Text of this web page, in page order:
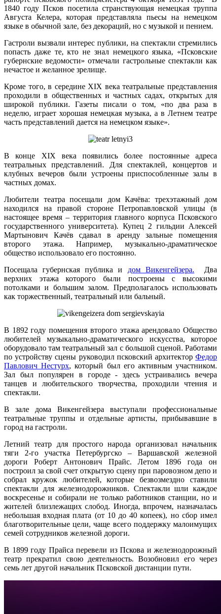
1840 году Псков посетила странствующая немецкая труппа
Августа Келера, которая представляла пьесы на немецком
языке в обычной зале, без декораций, но с музыкой и пением.
Гастроли вызвали интерес публики, на спектакли стремились
попасть даже те, кто не знал немецкого языка, «Псковские
губернские ведомости» отмечали гастрольные спектакли как
нечастое и желанное зрелище.
Кроме того, в середине XIX века театральные представления
проходили в общественных и частных садах, открытых для
широкой публики. Газеты писали о том, «по два раза в
неделю, играет хорошая немецкая музыка, а в Летнем театре
часть представлений дается на немецком языке».
В конце XIX века появились более постоянные адреса
театральных представлений. Для спектаклей, концертов и
клубных вечеров были устроены приспособленные залы в
частных домах.
Любители театра посещали дом Качёва: трехэтажный дом
находился на правой стороне Петропавловской улицы (в
настоящее время – территория главного корпуса Псковского
государственного университета). Купец 2 гильдии Алексей
Мартынович Качёв сдавал в аренду зальные помещения
второго этажа. Например, музыкально-драматическое
общество использовало его постоянно.
Посещала губернская публика и дом Викенгейзера. Два
верхних этажа которого были построены с высокими
потолками и большим залом. Предполагалось использовать
как торжественный, театральный или бальный.
В 1892 году помещения второго этажа арендовало Общество
любителей музыкально-драматического искусства, которое
оборудовало там театральный зал с большой сценой. Работами
по устройству сцены руководил псковский архитектор Федор
Павлович Нестурх, который был его активным участником.
Зал был популярен в городе - здесь устраивались вечера
танцев и любительского творчества, проходили чтения и
спектакли.
В зале дома Викенгейзера выступали профессиональные
театральные труппы и отдельные артисты, прибывавшие в
город на гастроли.
Летний театр для простого народа организовал начальник
тяги 2-го участка Петербургско – Варшавской железной
дороги Роберт Антонович Прайс. Летом 1896 года он
построил за свой счет открытую сцену при паровозном депо и
собрал кружок любителей, которые безвозмездно ставили
спектакли для железнодорожников. Спектакли шли каждое
воскресенье и собирали не только работников станции, но и
жителей близлежащих слобод. Иногда, впрочем, назначалась
небольшая входная плата (от 10 до 40 копеек), но сбор имел
благотворительные цели, чаще всего поддержку малоимущих
семей сотрудников железной дороги.
В 1899 году Прайса перевели из Пскова и железнодорожный
театр прекратил свою деятельность. Возобновил его через
семь лет другой начальник Псковской дистанции пути.